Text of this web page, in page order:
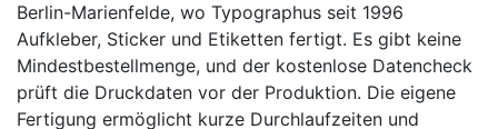
Berlin-Marienfelde, wo Typographus seit 1996
Aufkleber, Sticker und Etiketten fertigt. Es gibt keine
Mindestbestellmenge, und der kostenlose Datencheck
prüft die Druckdaten vor der Produktion. Die eigene
Fertigung ermöglicht kurze Durchlaufzeiten und